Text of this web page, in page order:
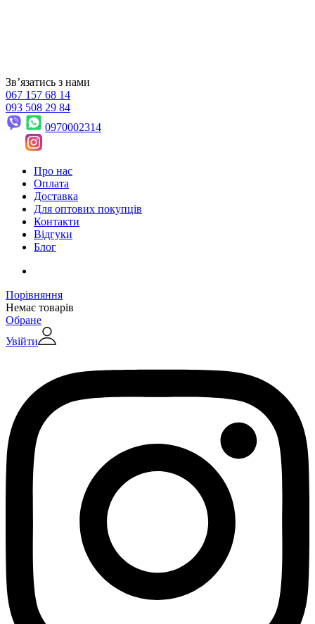
Звʼязатись з нами
067 157 68 14
093 508 29 84
0970002314
Про нас
Оплата
Доставка
Для оптових покупців
Контакти
Відгуки
Блог
Порівняння
Немає товарів
Обране
Увійти